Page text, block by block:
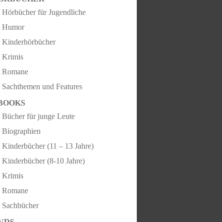
Hörbücher für Jugendliche
Humor
Kinderhörbücher
Krimis
Romane
Sachthemen und Features
Bücher für junge Leute
Biographien
Kinderbücher (11 – 13 Jahre)
Kinderbücher (8-10 Jahre)
Krimis
Romane
Sachbücher